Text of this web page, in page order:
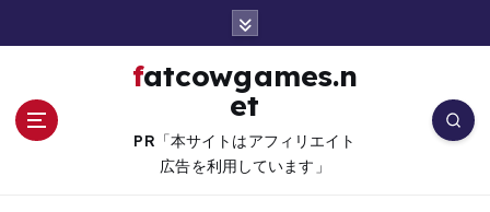
fatcowgames.n
et
PR「本サイトはアフィリエイト
広告を利用しています」